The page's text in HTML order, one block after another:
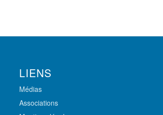
LIENS
Médias
Associations